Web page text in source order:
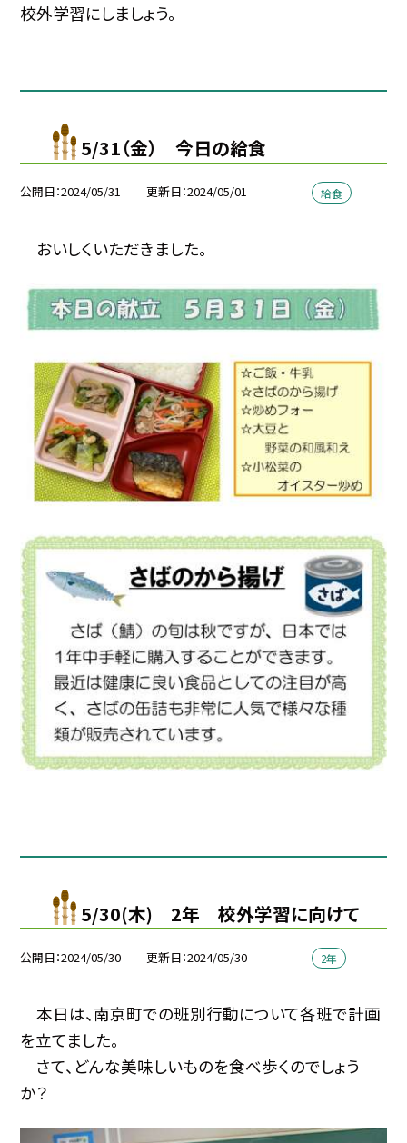
校外学習にしましょう。
5/31（金） 今日の給食
公開日 2024/05/31 更新日 2024/05/01 給食
おいしくいただきました。
5/30(木) 2年 校外学習に向けて
公開日 2024/05/30 更新日 2024/05/30 2年
本日は、南京町での班別行動について各班で計画
を立てました。
さて、どんな美味しいものを食べ歩くのでしょう
か？